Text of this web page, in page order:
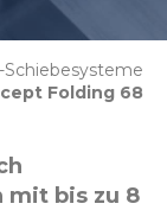
Schiebesysteme
Folding 68
mit bis zu 8